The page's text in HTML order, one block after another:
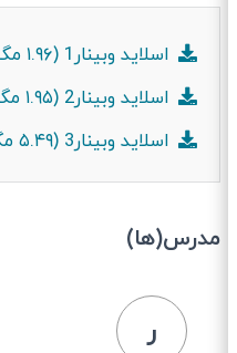
اسلاید وبینار1 (۱.۹۶ مگابایت - pdf)
اسلاید وبینار2 (۱.۹۵ مگابایت - pdf)
اسلاید وبینار3 (۵.۴۹ مگابایت - pdf)
مدرس(ها)
ر